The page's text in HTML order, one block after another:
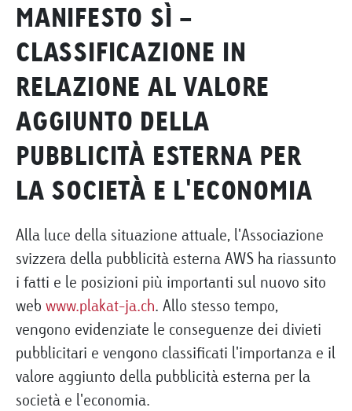
MANIFESTO SÌ -
CLASSIFICAZIONE IN
RELAZIONE AL VALORE
AGGIUNTO DELLA
PUBBLICITÀ ESTERNA PER
LA SOCIETÀ E L'ECONOMIA
Alla luce della situazione attuale, l'Associazione
svizzera della pubblicità esterna AWS ha riassunto
i fatti e le posizioni più importanti sul nuovo sito
web www.plakat-ja.ch. Allo stesso tempo,
vengono evidenziate le conseguenze dei divieti
pubblicitari e vengono classificati l'importanza e il
valore aggiunto della pubblicità esterna per la
società e l'economia.